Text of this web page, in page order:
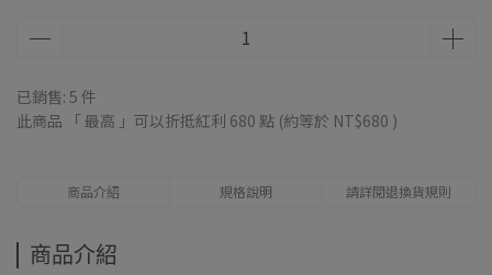
已銷售: 5 件
此商品 「 最高 」可以折抵紅利 680 點 (約等於 NT$680 )
商品介紹 規格說明 請詳閱退換貨規則
商品介紹